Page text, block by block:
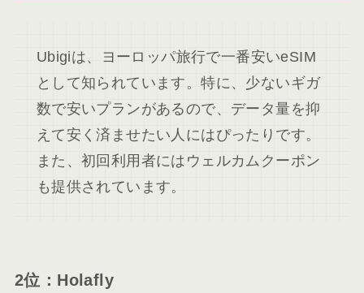
Ubigiは、ヨーロッパ旅行で一番安いeSIM
として知られています。特に、少ないギガ
数で安いプランがあるので、データ量を抑
えて安く済ませたい人にはぴったりです。
また、初回利用者にはウェルカムクーポン
も提供されています。
2位：Holafly